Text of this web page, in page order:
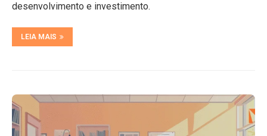
desenvolvimento e investimento.
LEIA MAIS